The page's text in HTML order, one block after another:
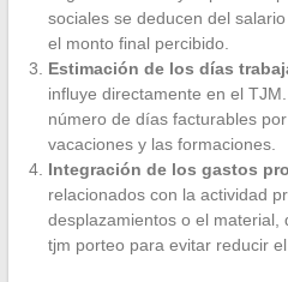
sociales se deducen del
el monto final percibido.
Estimación de los días
influye directamente en el
número de días facturables
vacaciones y las formaciones.
Integración de los gastos
relacionados con la actividad
desplazamientos o el material,
tjm porteo para evitar reducir el